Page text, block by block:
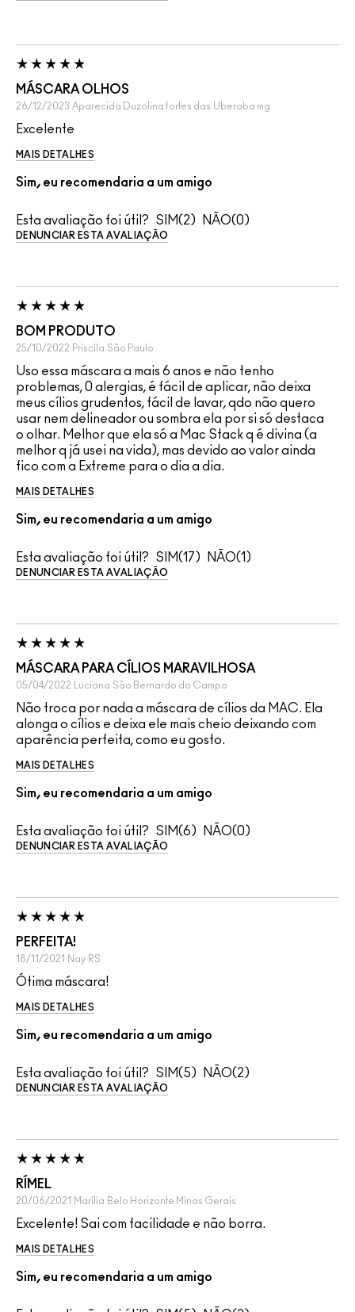
MÁSCARA OLHOS
26/12/2023 Aparecida Duzolina fortes das Uberaba mg
Excelente
MAIS DETALHES
Sim, eu recomendaria a um amigo
Esta avaliação foi útil? 2 0
DENUNCIAR ESTA AVALIAÇÃO
BOM PRODUTO
25/10/2022 Priscila São Paulo
Uso essa máscara a mais 6 anos e não tenho
problemas, 0 alergias, é fácil de aplicar, não deixa
meus cílios grudentos, fácil de lavar, qdo não quero
usar nem delineador ou sombra ela por si só destaca
o olhar. Melhor que ela só a Mac Stack q é divina (a
melhor q já usei na vida), mas devido ao valor ainda
fico com a Extreme para o dia a dia.
MAIS DETALHES
Sim, eu recomendaria a um amigo
Esta avaliação foi útil? 17 1
DENUNCIAR ESTA AVALIAÇÃO
MÁSCARA PARA CÍLIOS MARAVILHOSA
05/04/2022 Luciana São Bernardo do Campo
Não troca por nada a máscara de cílios da MAC. Ela
alonga o cílios e deixa ele mais cheio deixando com
aparência perfeita, como eu gosto.
MAIS DETALHES
Sim, eu recomendaria a um amigo
Esta avaliação foi útil? 6 0
DENUNCIAR ESTA AVALIAÇÃO
PERFEITA!
18/11/2021 Nay RS
Ótima máscara!
MAIS DETALHES
Sim, eu recomendaria a um amigo
Esta avaliação foi útil? 5 2
DENUNCIAR ESTA AVALIAÇÃO
RÍMEL
20/06/2021 Marília Belo Horizonte Minas Gerais
Excelente! Sai com facilidade e não borra.
MAIS DETALHES
Sim, eu recomendaria a um amigo